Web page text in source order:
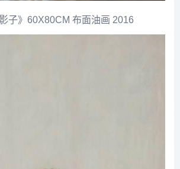
子》60X80CM 布面油画 2016